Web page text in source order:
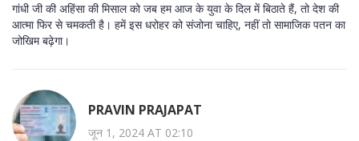
गांधी जी की अहिंसा की मिसाल को जब हम आज के युवा के दिल में बिठाते हैं, तो देश की
आत्मा फिर से चमकती है। हमें इस धरोहर को संजोना चाहिए, नहीं तो सामाजिक पतन का
जोखिम बढ़ेगा।
PRAVIN PRAJAPAT
जून 1, 2024 AT 02:10